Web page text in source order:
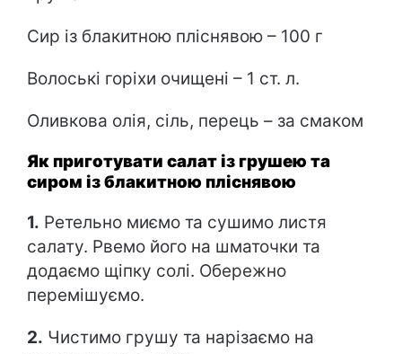
Сир із блакитною пліснявою – 100 г
Волоські горіхи очищені – 1 ст. л.
Оливкова олія, сіль, перець – за смаком
Як приготувати салат із грушею та
сиром із блакитною пліснявою
1. Ретельно миємо та сушимо листя
салату. Рвемо його на шматочки та
додаємо щіпку солі. Обережно
перемішуємо.
2. Чистимо грушу та нарізаємо на